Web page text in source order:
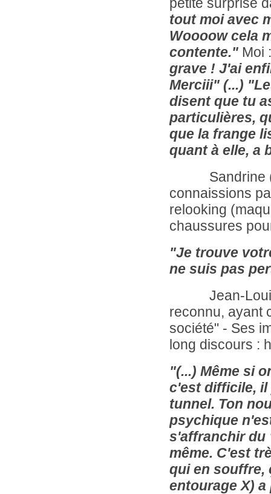
tout moi avec
Woooow cela
contente." Moi
grave ! J'ai
Merciii" (...)
disent que tu
particulières,
que la frange
quant à elle, a
Sandrine
connaissions
relooking
chaussures
"Je trouve
ne suis pas
Jean-Louis
reconnu, ayant
société" - Ses
long discours :
"(...) Même si
c'est difficile, il
tunnel. Ton
psychique
s'affranchir du
même. C'est
qui en souffre,
entourage X)